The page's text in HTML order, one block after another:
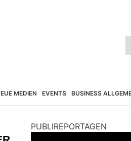
MEDIEN EVENTS BUSINESS
PUBLIREPORTAGEN